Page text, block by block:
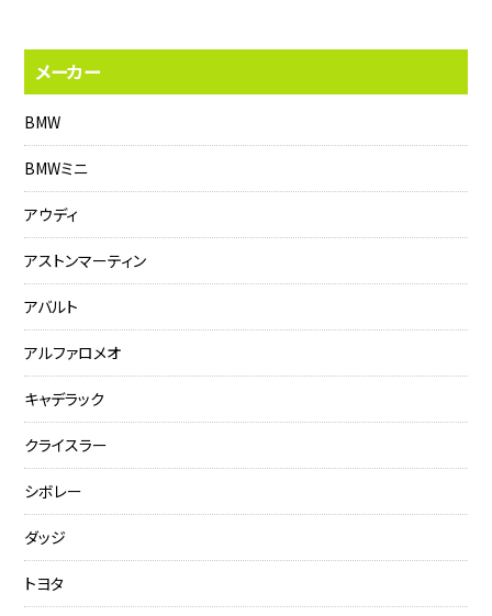
メーカー
BMW
BMWミニ
アウディ
アストンマーティン
アバルト
アルファロメオ
キャデラック
クライスラー
シボレー
ダッジ
トヨタ